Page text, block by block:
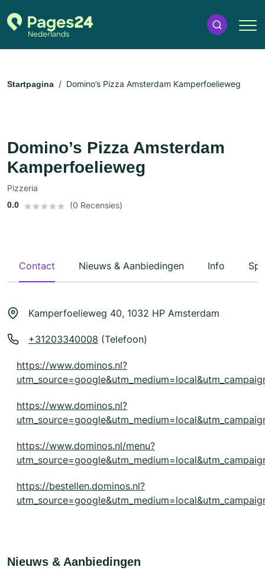
Startpagina Domino’s Pizza Amsterdam Kamperfoelieweg
Domino’s Pizza Amsterdam
Kamperfoelieweg
Pizzeria
0.0 (0 Recensies)
Contact Nieuws & Aanbiedingen Info
Kamperfoelieweg 40, 1032 HP Amsterdam
+31203340008 (Telefoon)
https://www.dominos.nl?
https://www.dominos.nl?
https://www.dominos.nl/menu?
https://bestellen.dominos.nl?
Nieuws & Aanbiedingen